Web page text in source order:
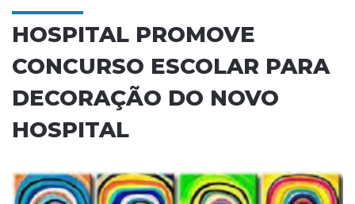
HOSPITAL PROMOVE
CONCURSO ESCOLAR PARA
DECORAÇÃO DO NOVO
HOSPITAL